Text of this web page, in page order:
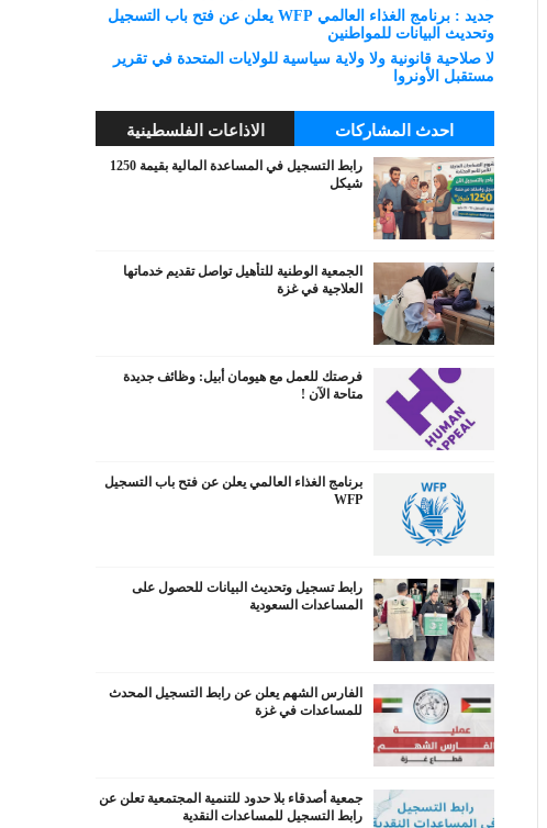
جديد : برنامج الغذاء العالمي WFP يعلن عن فتح باب التسجيل
وتحديث البيانات للمواطنين
لا صلاحية قانونية ولا ولاية سياسية للولايات المتحدة في تقرير
مستقبل الأونروا
احدث المشاركات الاذاعات الفلسطينية
رابط التسجيل في المساعدة المالية بقيمة 1250
شيكل
الجمعية الوطنية للتأهيل تواصل تقديم خدماتها
العلاجية في غزة
فرصتك للعمل مع هيومان أبيل: وظائف جديدة
متاحة الآن !
برنامج الغذاء العالمي يعلن عن فتح باب التسجيل
WFP
رابط تسجيل وتحديث البيانات للحصول على
المساعدات السعودية
الفارس الشهم يعلن عن رابط التسجيل المحدث
للمساعدات في غزة
جمعية أصدقاء بلا حدود للتنمية المجتمعية تعلن عن
رابط التسجيل للمساعدات النقدية